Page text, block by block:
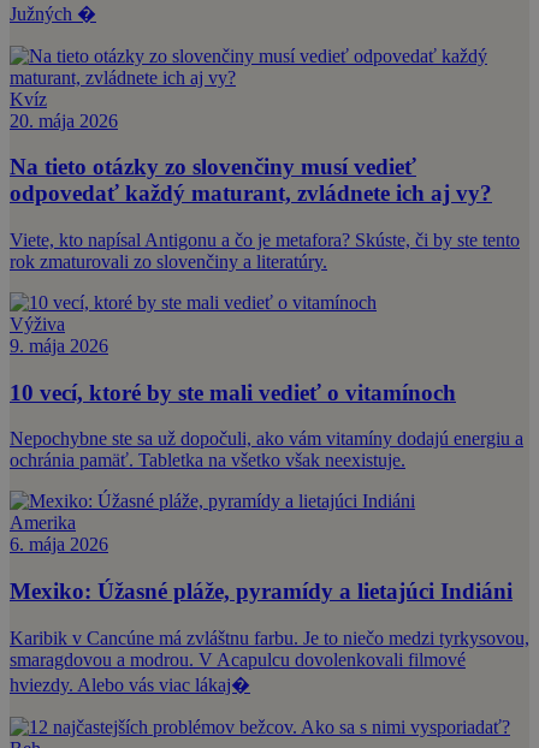
Južných �
Kvíz
20. mája 2026
Na tieto otázky zo slovenčiny musí vedieť
odpovedať každý maturant, zvládnete ich aj vy?
Viete, kto napísal Antigonu a čo je metafora? Skúste, či by ste tento
rok zmaturovali zo slovenčiny a literatúry.
Výživa
9. mája 2026
10 vecí, ktoré by ste mali vedieť o vitamínoch
Nepochybne ste sa už dopočuli, ako vám vitamíny dodajú energiu a
ochránia pamäť. Tabletka na všetko však neexistuje.
Amerika
6. mája 2026
Mexiko: Úžasné pláže, pyramídy a lietajúci Indiáni
Karibik v Cancúne má zvláštnu farbu. Je to niečo medzi tyrkysovou,
smaragdovou a modrou. V Acapulcu dovolenkovali filmové
hviezdy. Alebo vás viac lákaj�